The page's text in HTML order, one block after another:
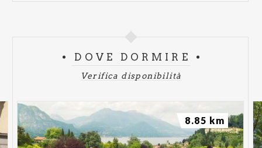
DOVE DORMIRE
Verifica disponibilità
8.85 km